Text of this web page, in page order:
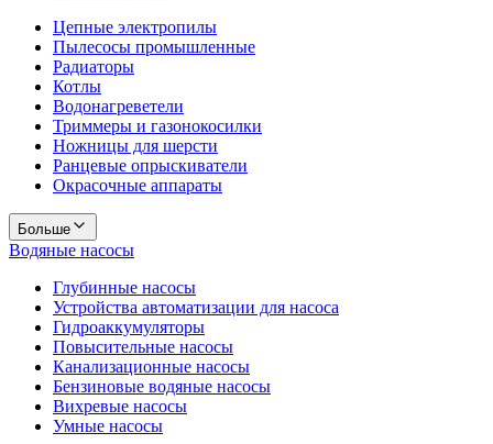
Цепные электропилы
Пылесосы промышленные
Радиаторы
Котлы
Водонагреветели
Триммеры и газонокосилки
Ножницы для шерсти
Ранцевые опрыскиватели
Окрасочные аппараты
Больше
Водяные насосы
Глубинные насосы
Устройства автоматизации для насоса
Гидроаккумуляторы
Повысительные насосы
Канализационные насосы
Бензиновые водяные насосы
Вихревые насосы
Умные насосы